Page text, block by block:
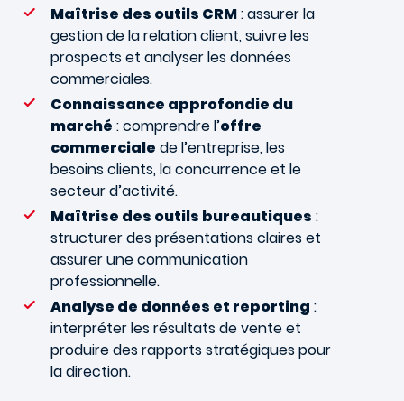
Maîtrise des outils CRM: assurer la
gestion de la relation client, suivre les
prospects et analyser les données
commerciales.
Connaissance approfondie du
marché : comprendre l’offre
commerciale de l’entreprise, les
besoins clients, la concurrence et le
secteur d’activité.
Maîtrise des outils bureautiques :
structurer des présentations claires et
assurer une communication
professionnelle.
Analyse de données et reporting :
interpréter les résultats de vente et
produire des rapports stratégiques pour
la direction.